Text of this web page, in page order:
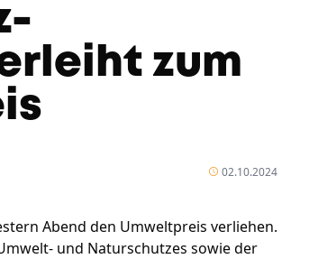
zum
02.10.2024
Abend den Umweltpreis verliehen.
und Naturschutzes sowie der